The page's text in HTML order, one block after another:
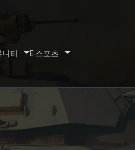
니티 E-스포츠